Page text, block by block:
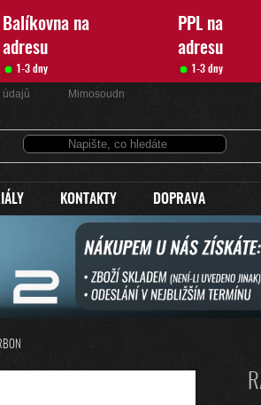
Balíkovna na
adresu
PPL na
adresu
1-3 dny 1-3 dny
údajů Mimosoudní řešení sporů
KONTAKTY DOPRAVA